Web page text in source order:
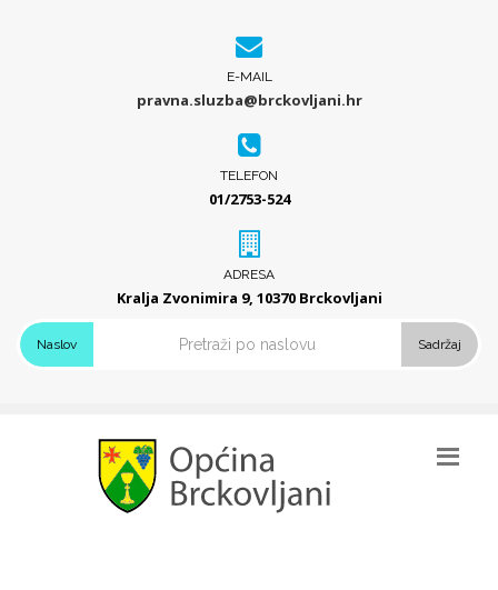
E-MAIL
pravna.sluzba@brckovljani.hr
TELEFON
01/2753-524
ADRESA
Kralja Zvonimira 9, 10370 Brckovljani
Naslov Sadržaj